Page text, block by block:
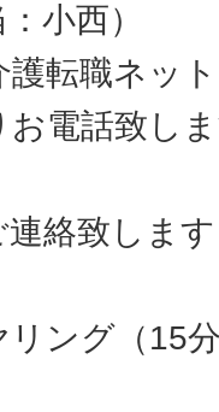
小西）
転職ネッ
お電話致し
連絡致します
リング（15